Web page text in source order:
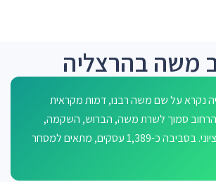
משה בהרצליה
נקרא על שם משה רבנו, דמות מקראית
הרחוב סמוך לשרת משה, הברוש, השקמה,
התומר והקונגרס הציוני. בסביבה כ-1,389 עסקים, מתאים למסחר